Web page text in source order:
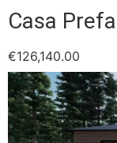
Casa
€126,140.00